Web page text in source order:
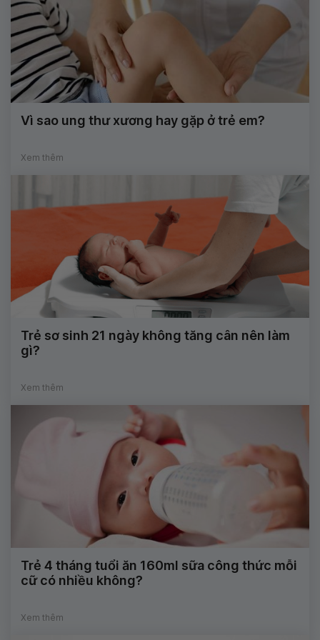
Vì sao ung thư xương hay gặp ở trẻ em?
Xem thêm
Trẻ sơ sinh 21 ngày không tăng cân nên làm
gì?
Xem thêm
Trẻ 4 tháng tuổi ăn 160ml sữa công thức mỗi
cữ có nhiều không?
Xem thêm